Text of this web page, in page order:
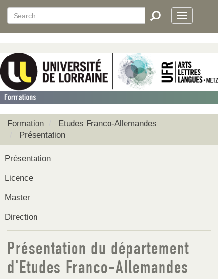
Aller
RECHERCHER
Search Search
Toggle
Formation
Etudes Franco-Allemandes
Présentation
Présentation
Licence
Master
Direction
Présentation du département
d'Etudes Franco-Allemandes